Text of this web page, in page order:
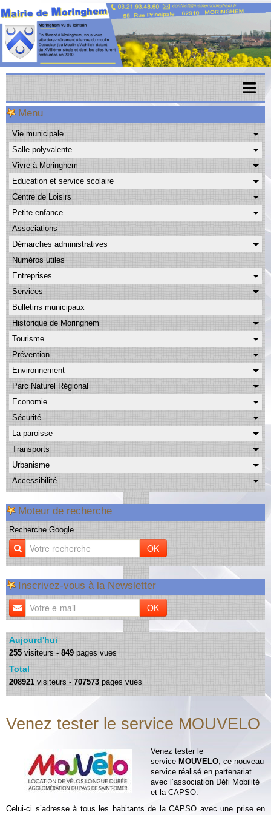
Accueil
Menu scolaire
Actualités
Agenda
CAPSO
Urbanisme
Transports
Albums
Facebook
Contact
Menu
Vie municipale
Salle polyvalente
Vivre à Moringhem
Education et service scolaire
Centre de Loisirs
Petite enfance
Associations
Démarches administratives
Numéros utiles
Entreprises
Services
Bulletins municipaux
Historique de Moringhem
Tourisme
Prévention
Environnement
Parc Naturel Régional
Economie
Sécurité
La paroisse
Transports
Urbanisme
Accessibilité
Moteur de recherche
Recherche Google
OK
Inscrivez-vous à la Newsletter
OK
Aujourd'hui
255 visiteurs - 849 pages vues
Total
208921 visiteurs - 707573 pages vues
Venez tester le service MOUVELO
Venez tester le
service MOUVELO , ce nouveau
service réalisé en partenariat
avec l’association Défi Mobilité
et la CAPSO.
Celui-ci s’adresse à tous les habitants de la CAPSO avec une prise en